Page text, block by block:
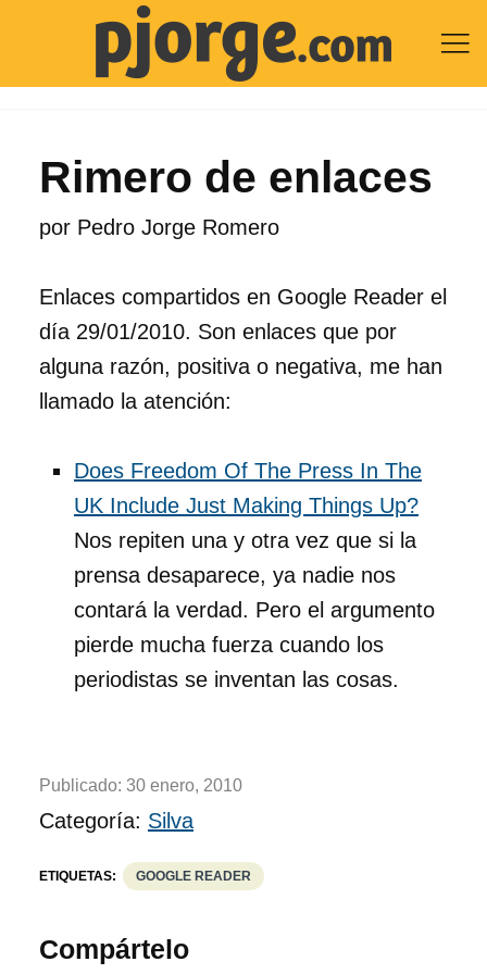

Rimero de enlaces
por Pedro Jorge Romero
Enlaces compartidos en Google Reader el
día 29/01/2010. Son enlaces que por
alguna razón, positiva o negativa, me han
llamado la atención:
Does Freedom Of The Press In The
UK Include Just Making Things Up?
Nos repiten una y otra vez que si la
prensa desaparece, ya nadie nos
contará la verdad. Pero el argumento
pierde mucha fuerza cuando los
periodistas se inventan las cosas.
Publicado: 30 enero, 2010
Categoría: Silva
ETIQUETAS: GOOGLE READER
Compártelo